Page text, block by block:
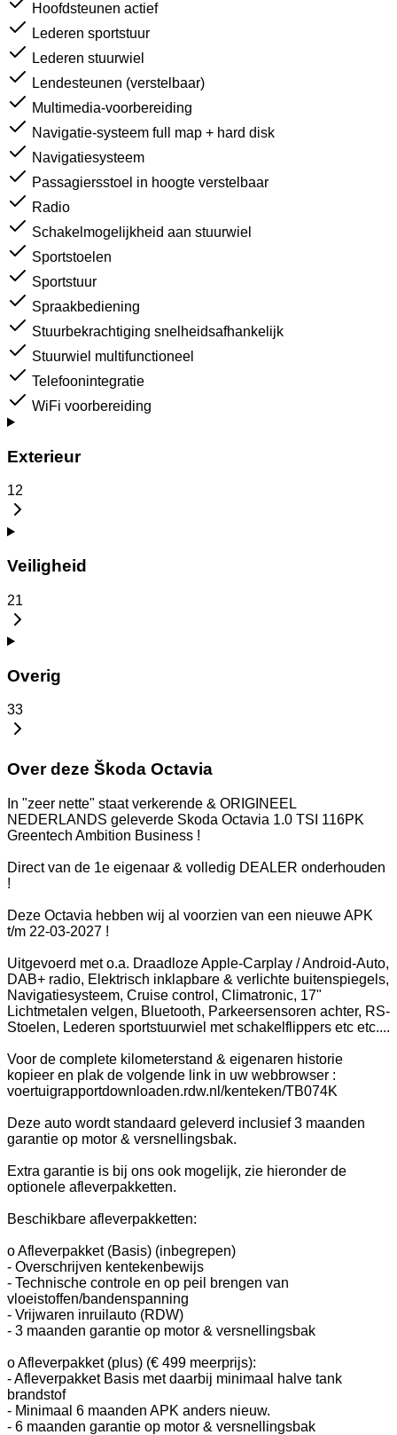
Hoofdsteunen actief
Lederen sportstuur
Lederen stuurwiel
Lendesteunen (verstelbaar)
Multimedia-voorbereiding
Navigatie-systeem full map + hard disk
Navigatiesysteem
Passagiersstoel in hoogte verstelbaar
Radio
Schakelmogelijkheid aan stuurwiel
Sportstoelen
Sportstuur
Spraakbediening
Stuurbekrachtiging snelheidsafhankelijk
Stuurwiel multifunctioneel
Telefoonintegratie
WiFi voorbereiding
Exterieur
12
Veiligheid
21
Overig
33
Over deze Škoda Octavia
In "zeer nette" staat verkerende & ORIGINEEL
NEDERLANDS geleverde Skoda Octavia 1.0 TSI 116PK
Greentech Ambition Business !
Direct van de 1e eigenaar & volledig DEALER onderhouden
!
Deze Octavia hebben wij al voorzien van een nieuwe APK
t/m 22-03-2027 !
Uitgevoerd met o.a. Draadloze Apple-Carplay / Android-Auto,
DAB+ radio, Elektrisch inklapbare & verlichte buitenspiegels,
Navigatiesysteem, Cruise control, Climatronic, 17"
Lichtmetalen velgen, Bluetooth, Parkeersensoren achter, RS-
Stoelen, Lederen sportstuurwiel met schakelflippers etc etc....
Voor de complete kilometerstand & eigenaren historie
kopieer en plak de volgende link in uw webbrowser :
voertuigrapportdownloaden.rdw.nl/kenteken/TB074K
Deze auto wordt standaard geleverd inclusief 3 maanden
garantie op motor & versnellingsbak.
Extra garantie is bij ons ook mogelijk, zie hieronder de
optionele afleverpakketten.
Beschikbare afleverpakketten:
o Afleverpakket (Basis) (inbegrepen)
- Overschrijven kentekenbewijs
- Technische controle en op peil brengen van
vloeistoffen/bandenspanning
- Vrijwaren inruilauto (RDW)
- 3 maanden garantie op motor & versnellingsbak
o Afleverpakket (plus) (€ 499 meerprijs):
- Afleverpakket Basis met daarbij minimaal halve tank
brandstof
- Minimaal 6 maanden APK anders nieuw.
- 6 maanden garantie op motor & versnellingsbak